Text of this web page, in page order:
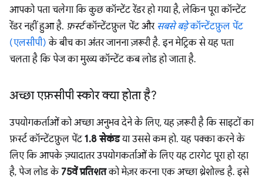
आपको पता चलेगा कि कुछ कॉन्टेंट रेंडर हो गया है, लेकिन पूरा कॉन्टेंट
रेंडर नहीं हुआ है. फ़र्स्टकॉन्टेंटफ़ुल पेंट और सबसे बड़ेकॉन्टेंटफ़ुल पेंट
(एलसीपी) के बीच का अंतर जानना ज़रूरी है. इन मेट्रिक से यह पता
चलता है कि पेज का मुख्य कॉन्टेंट कब लोड हो जाता है.
अच्छा एफ़सीपी स्कोर क्या होता है?
उपयोगकर्ताओं को अच्छा अनुभव देने के लिए, यह ज़रूरी है कि साइटों का
फ़र्स्ट कॉन्टेंटफ़ुल पेंट1.8 सेकंडया उससे कम हो. यह पक्का करने के
लिए कि आपके ज़्यादातर उपयोगकर्ताओं के लिए यह टारगेट पूरा हो रहा
है, पेज लोड के 75वें प्रतिशतको मेज़र करना एक अच्छा थ्रेशोल्ड है. इसे